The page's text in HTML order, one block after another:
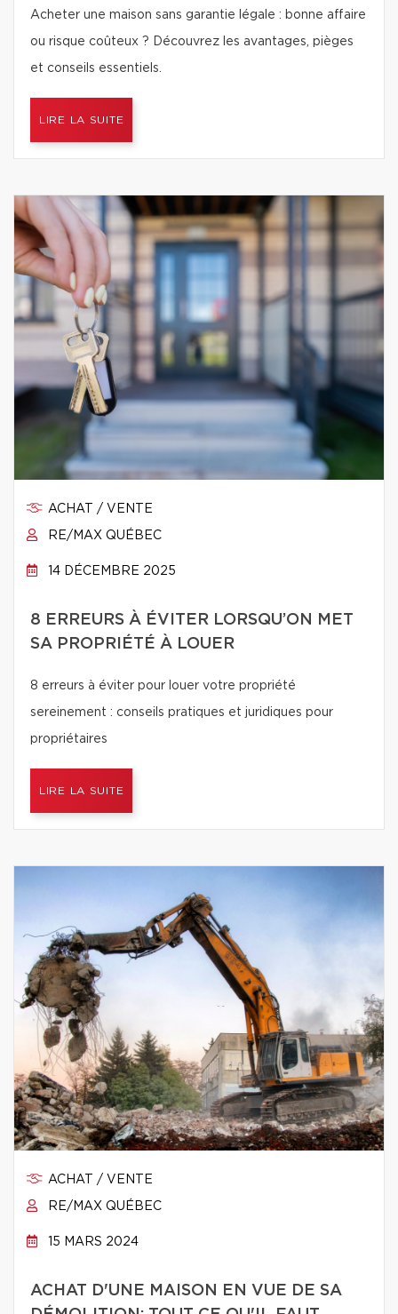
Acheter une maison sans garantie légale : bonne affaire
ou risque coûteux ? Découvrez les avantages, pièges
et conseils essentiels.
LIRE LA SUITE
ACHAT / VENTE
RE/MAX QUÉBEC
14 DÉCEMBRE 2025
8 ERREURS À ÉVITER LORSQU’ON MET
SA PROPRIÉTÉ À LOUER
8 erreurs à éviter pour louer votre propriété
sereinement : conseils pratiques et juridiques pour
propriétaires
LIRE LA SUITE
ACHAT / VENTE
RE/MAX QUÉBEC
15 MARS 2024
ACHAT D'UNE MAISON EN VUE DE SA